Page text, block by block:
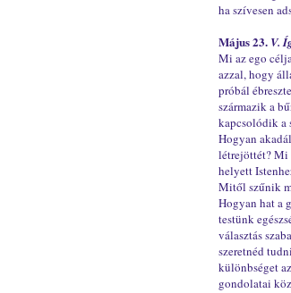
ha szívesen
Május 23. V.
Mi az ego
azzal, hogy
próbál
származik a
kapcsolódik a
Hogyan
létrejöttét? Mi
helyett
Mitől szűnik
Hogyan hat a
testünk
választás
szeretnéd
különbséget
gondolatai